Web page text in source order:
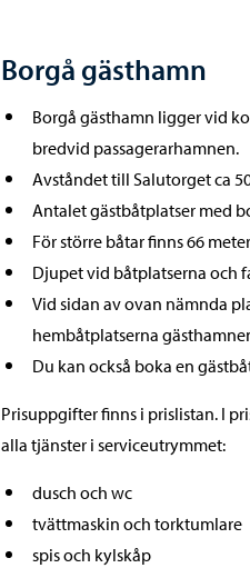
Borgå gästhamn
Borgå gästhamn ligger vid
bredvid passagerarhamnen.
Avståndet till Salutorget ca
Antalet gästbåtplatser med
För större båtar finns 66
Djupet vid båtplatserna och
Vid sidan av ovan nämnda
hembåtplatserna
Du kan också boka en
Prisuppgifter finns i prislistan. I
alla tjänster i serviceutrymmet:
dusch och wc
tvättmaskin och torktumlare
spis och kylskåp